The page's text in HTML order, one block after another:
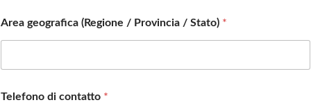
Area geografica (Regione / Provincia / Stato) *
Telefono di contatto *